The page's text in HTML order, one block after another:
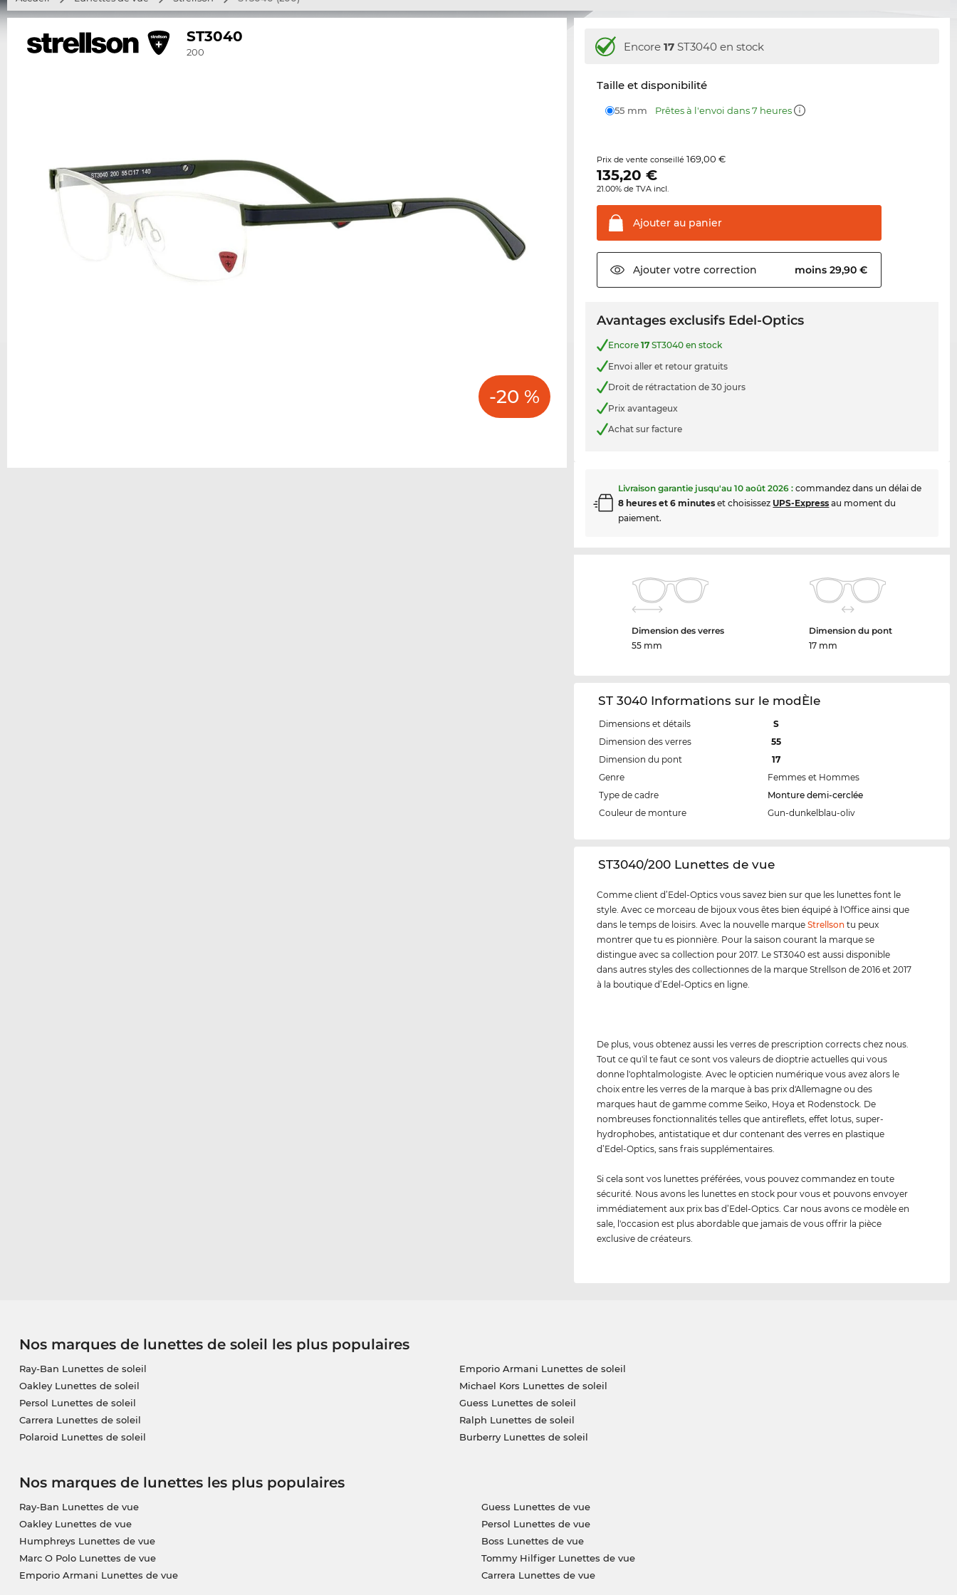
ST3040
200
-20 %
Encore17 ST3040 en stock
Taille et disponibilité
55 mm Prêtes à l'envoi dans 7 heures
Prix de vente conseillé169,00 €
135,20 €
21.00% de TVA incl.
Ajouter au panier
Ajouter votre correction moins 29,90 €
Avantages exclusifs Edel-Optics
Encore17 ST3040 en stock
Envoi aller et retour gratuits
Droit de rétractation de 30 jours
Prix avantageux
Achat sur facture
Livraison garantie jusqu'au10 août 2026 : commandez dans un délai de
8 heures et 6 minutes et choisissez UPS-Express au moment du
paiement.
Dimension des verres
55 mm
Dimension du pont
17 mm
ST 3040 Informations sur le modÈle
Dimensions et détails
S
Dimension des verres
55
Dimension du pont
17
Genre
Femmes et Hommes
Type de cadre
Monture demi-cerclée
Couleur de monture
Gun-dunkelblau-oliv
‌ST3040/200 Lunettes de vue
Comme client d’Edel-Optics vous savez bien sur que les lunettes font le
style. Avec ce morceau de bijoux vous êtes bien équipé à l'Office ainsi que
dans le temps de loisirs. Avec la nouvelle marqueStrellson tu peux
montrer que tu es pionnière. Pour la saison courant la marque se
distingue avec sa collection pour 2017. Le ST3040 est aussi disponible
dans autres styles des collectionnes de la marque Strellson de 2016 et 2017
à la boutique d’Edel-Optics en ligne.
De plus, vous obtenez aussi les verres de prescription corrects chez nous.
Tout ce qu'il te faut ce sont vos valeurs de dioptrie actuelles qui vous
donne l'ophtalmologiste. Avec le opticien numérique vous avez alors le
choix entre les verres de la marque à bas prix d'Allemagne ou des
marques haut de gamme comme Seiko, Hoya et Rodenstock. De
nombreuses fonctionnalités telles que antireflets, effet lotus, super-
hydrophobes, antistatique et dur contenant des verres en plastique
d’Edel-Optics, sans frais supplémentaires.
Si cela sont vos lunettes préférées, vous pouvez commandez en toute
sécurité. Nous avons les lunettes en stock pour vous et pouvons envoyer
immédiatement aux prix bas d’Edel-Optics. Car nous avons ce modèle en
sale, l'occasion est plus abordable que jamais de vous offrir la pièce
exclusive de créateurs.
Nos marques de lunettes de soleil les plus populaires
Ray-Ban Lunettes de soleil
Oakley Lunettes de soleil
Persol Lunettes de soleil
Carrera Lunettes de soleil
Polaroid Lunettes de soleil
Emporio Armani Lunettes de soleil
Michael Kors Lunettes de soleil
Guess Lunettes de soleil
Ralph Lunettes de soleil
Burberry Lunettes de soleil
Nos marques de lunettes les plus populaires
Ray-Ban Lunettes de vue
Oakley Lunettes de vue
Humphreys Lunettes de vue
Marc O Polo Lunettes de vue
Emporio Armani Lunettes de vue
Guess Lunettes de vue
Persol Lunettes de vue
Boss Lunettes de vue
Tommy Hilfiger Lunettes de vue
Carrera Lunettes de vue